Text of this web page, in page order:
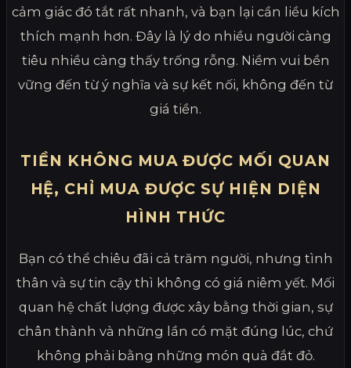
cảm giác đó tắt rất nhanh, và bạn lại cần liều kích
thích mạnh hơn. Đây là lý do nhiều người càng
tiêu nhiều càng thấy trống rỗng. Niềm vui bền
vững đến từ ý nghĩa và sự kết nối, không đến từ
giá tiền.
TIỀN KHÔNG MUA ĐƯỢC MỐI QUAN
HỆ, CHỈ MUA ĐƯỢC SỰ HIỆN DIỆN
HÌNH THỨC
Bạn có thể chiêu đãi cả trăm người, nhưng tình
thân và sự tin cậy thì không có giá niêm yết. Mối
quan hệ chất lượng được xây bằng thời gian, sự
chân thành và những lần có mặt đúng lúc, chứ
không phải bằng những món quà đắt đỏ.